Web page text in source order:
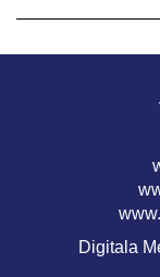
Digitala